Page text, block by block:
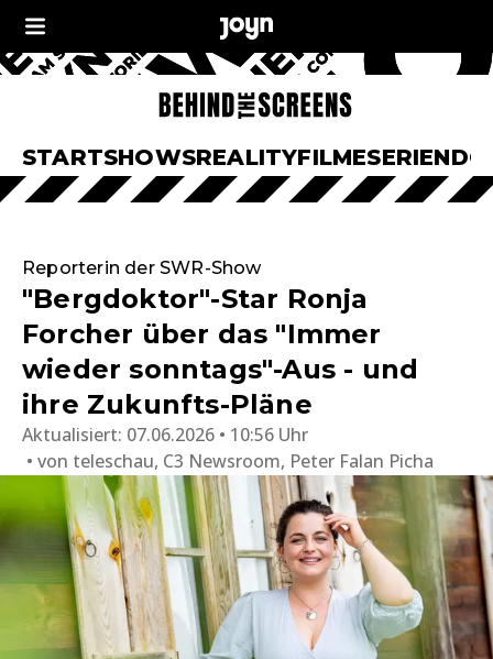
STARTSHOWSREALITYFILMESERIEN
Reporterin der SWR-Show
"Bergdoktor"-Star Ronja
Forcher über das "Immer
wieder sonntags"-Aus - und
ihre Zukunfts-Pläne
Aktualisiert: 07.06.2026 • 10:56 Uhr
von teleschau, C3 Newsroom, Peter Falan Picha